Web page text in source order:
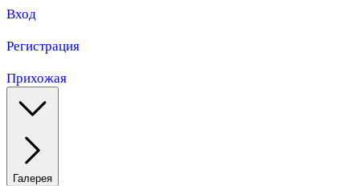
Вход
Регистрация
Прихожая
Галерея